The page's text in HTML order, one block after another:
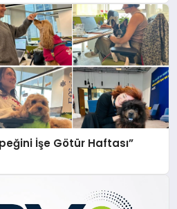
İşe Götür Haftası”